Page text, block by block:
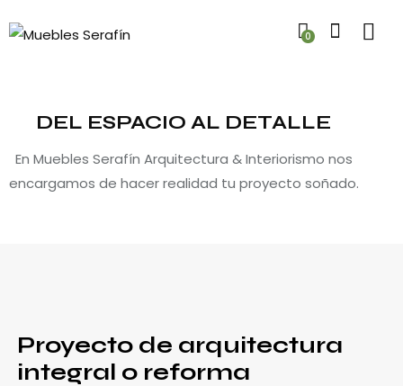
0
DEL ESPACIO AL DETALLE
En Muebles Serafín Arquitectura & Interiorismo nos
encargamos de hacer realidad tu proyecto soñado.
Proyecto de arquitectura
integral o reforma